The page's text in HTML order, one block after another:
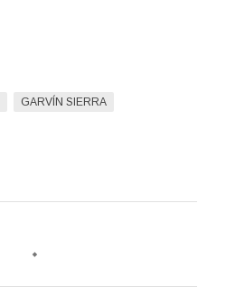
GARVÍN SIERRA